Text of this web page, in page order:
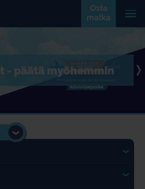
Osta
matka
- päätä myöhemmin